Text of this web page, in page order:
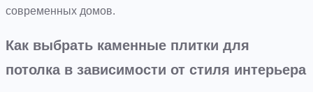
современных домов.
Как выбрать каменные плитки для
потолка в зависимости от стиля интерьера